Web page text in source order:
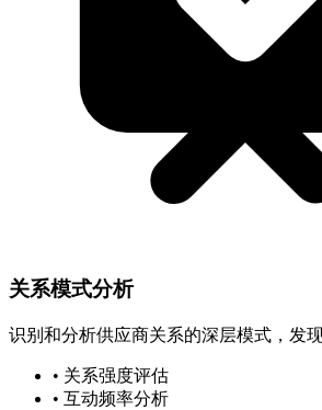
关系模式分析
识别和分析供应商关系的深层模式，发
• 关系强度评估
• 互动频率分析